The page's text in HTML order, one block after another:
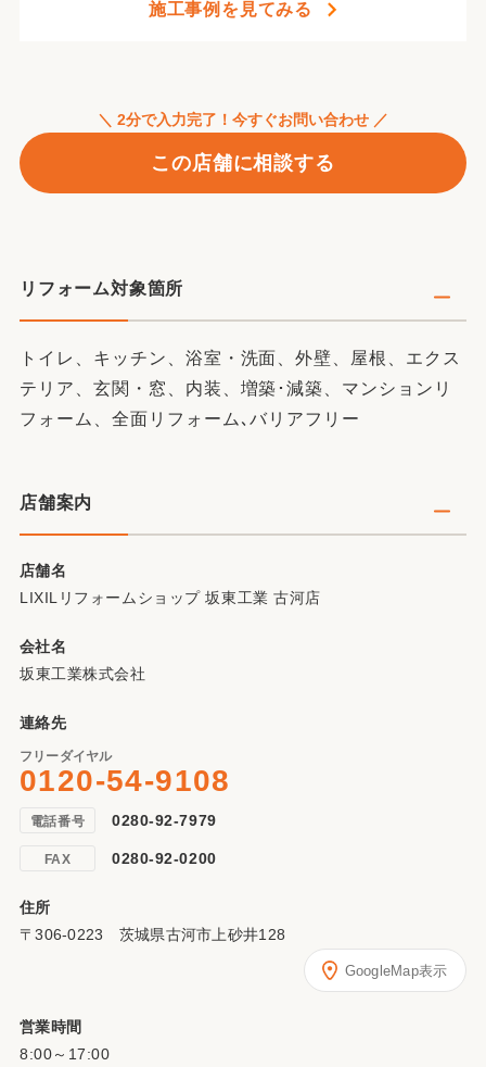
施工事例を見てみる
＼ 2分で入力完了！今すぐお問い合わせ ／
この店舗に相談する
リフォーム対象箇所
トイレ、キッチン、浴室・洗面、外壁、屋根、エクス
テリア、玄関・窓、内装、増築･減築、マンションリ
フォーム、全面リフォーム､バリアフリー
店舗案内
店舗名
LIXILリフォームショップ 坂東工業 古河店
会社名
坂東工業株式会社
連絡先
フリーダイヤル
0120-54-9108
電話番号 0280-92-7979
FAX 0280-92-0200
住所
〒306-0223 茨城県古河市上砂井128
GoogleMap表示
営業時間
8:00～17:00